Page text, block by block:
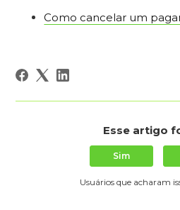
Como cancelar um
Esse artigo
Sim
Usuários que acharam